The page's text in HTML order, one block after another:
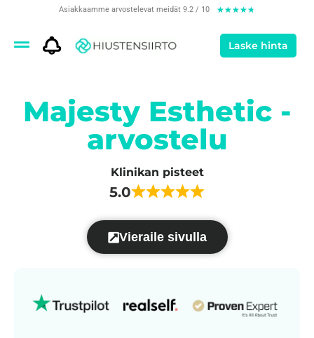
Asiakkaamme arvostelevat meidät 9.2 / 10 ★★★★★
Laske hinta
Majesty Esthetic -
arvostelu
Klinikan pisteet
5.0
Vieraile sivulla